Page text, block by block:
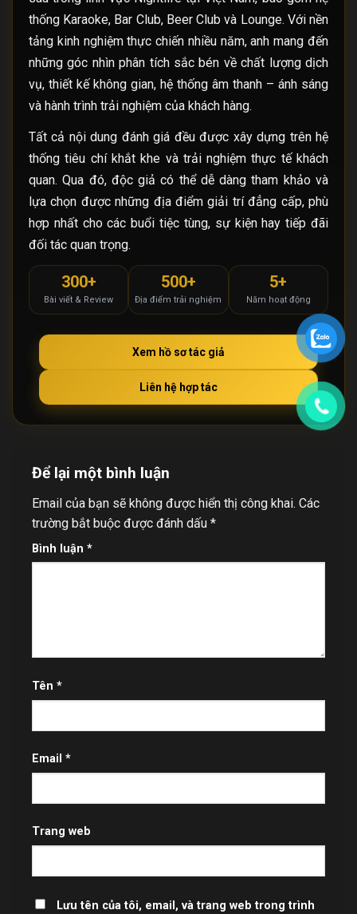
thống Karaoke, Bar Club, Beer Club và Lounge. Với nền
tảng kinh nghiệm thực chiến nhiều năm, anh mang đến
những góc nhìn phân tích sắc bén về chất lượng dịch
vụ, thiết kế không gian, hệ thống âm thanh – ánh sáng
và hành trình trải nghiệm của khách hàng.
Tất cả nội dung đánh giá đều được xây dựng trên hệ
thống tiêu chí khắt khe và trải nghiệm thực tế khách
quan. Qua đó, độc giả có thể dễ dàng tham khảo và
lựa chọn được những địa điểm giải trí đẳng cấp, phù
hợp nhất cho các buổi tiệc tùng, sự kiện hay tiếp đãi
đối tác quan trọng.
300+
Bài viết & Review
500+
Địa điểm trải nghiệm
5+
Năm hoạt động
Xem hồ sơ tác giả
Liên hệ hợp tác
Để lại một bình luận
Email của bạn sẽ không được hiển thị công khai. Các
trường bắt buộc được đánh dấu *
Bình luận *
Tên *
Email *
Trang web
Lưu tên của tôi, email, và trang web trong trình